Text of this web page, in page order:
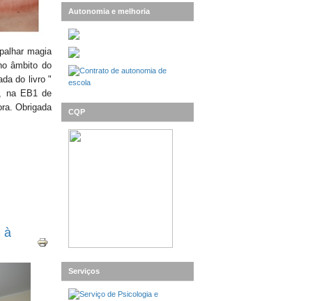
magia
âmbito do
do livro "
na EB1 de
Obrigada
à
Autonomia e melhoria
CQP
Serviços